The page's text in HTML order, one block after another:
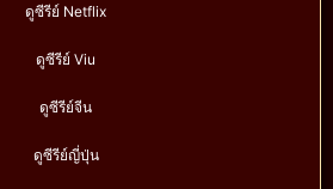
ดูซีรีย์ Netflix
ดูซีรีย์ Viu
ดูซีรีย์จีน
ดูซีรีย์ญี่ปุ่น